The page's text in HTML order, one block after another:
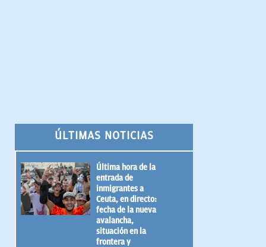
ÚLTIMAS NOTICIAS
Última hora de la
entrada de
inmigrantes a
Ceuta, en directo:
fecha de la nueva
avalancha,
situación en la
frontera y